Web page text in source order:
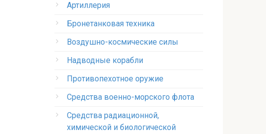
Артиллерия
Бронетанковая техника
Воздушно-космические силы
Надводные корабли
Противопехотное оружие
Средства военно-морского флота
Средства радиационной,
химической и биологической